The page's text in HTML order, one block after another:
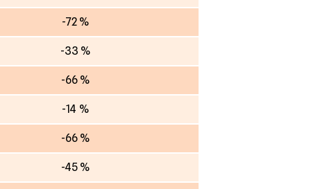
-72 %
-33 %
-66 %
-14 %
-66 %
-45 %